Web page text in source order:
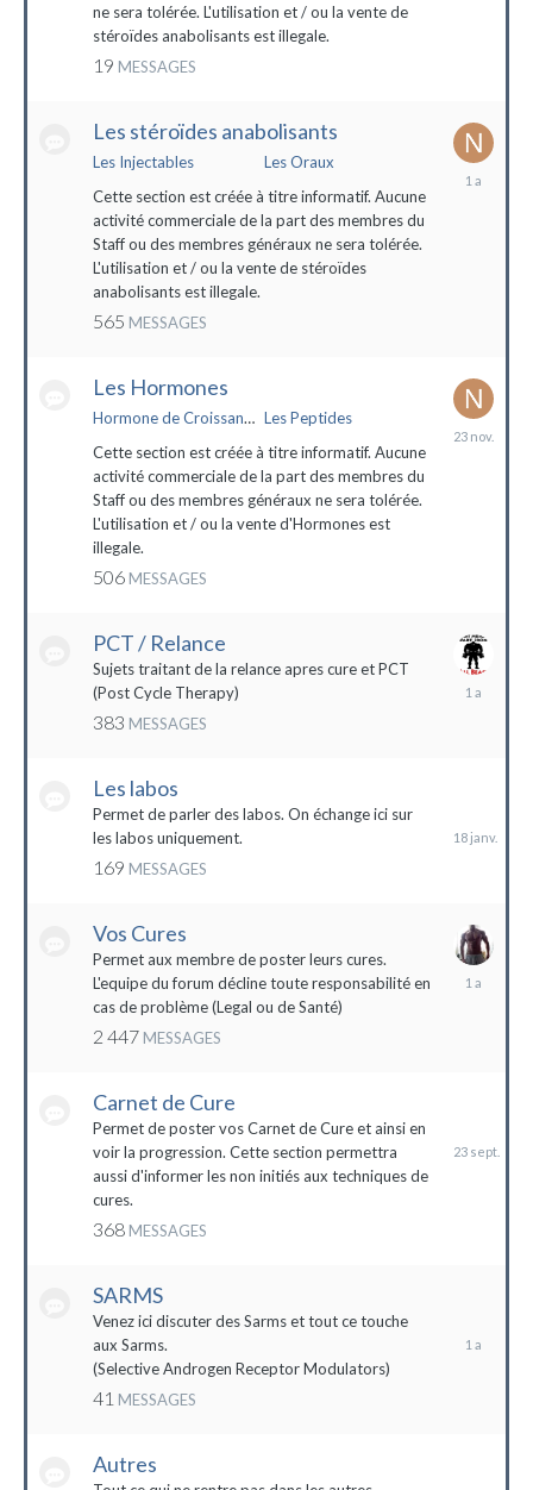
ne sera tolérée. L'utilisation et / ou la vente de
stéroïdes anabolisants est illegale.
19 MESSAGES
Les stéroïdes anabolisants
Les Injectables
Les Oraux
Cette section est créée à titre informatif. Aucune
activité commerciale de la part des membres du
Staff ou des membres généraux ne sera tolérée.
L'utilisation et / ou la vente de stéroïdes
anabolisants est illegale.
565 MESSAGES
Les Hormones
Hormone de Croissance (HGH) Les Peptides
Cette section est créée à titre informatif. Aucune
activité commerciale de la part des membres du
Staff ou des membres généraux ne sera tolérée.
L'utilisation et / ou la vente d'Hormones est
illegale.
506 MESSAGES
23
PCT / Relance
Sujets traitant de la relance apres cure et PCT
(Post Cycle Therapy)
383 MESSAGES
13
Les labos
Permet de parler des labos. On échange ici sur
les labos uniquement.
169 MESSAGES
Vos Cures
Permet aux membre de poster leurs cures.
L'equipe du forum décline toute responsabilité en
cas de problème (Legal ou de Santé)
2 447 MESSAGES
28
Carnet de Cure
Permet de poster vos Carnet de Cure et ainsi en
voir la progression. Cette section permettra
aussi d'informer les non initiés aux techniques de
cures.
368 MESSAGES
2023
SARMS
Venez ici discuter des Sarms et tout ce touche
aux Sarms.
(Selective Androgen Receptor Modulators)
41 MESSAGES
2022
Autres